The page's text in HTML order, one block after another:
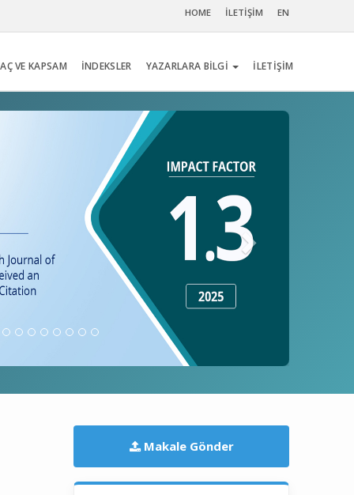
HOME İLETİŞİM EN
VE KAPSAM İNDEKSLER YAZARLARA BİLGİ İLETİŞİM
Makale Gönder